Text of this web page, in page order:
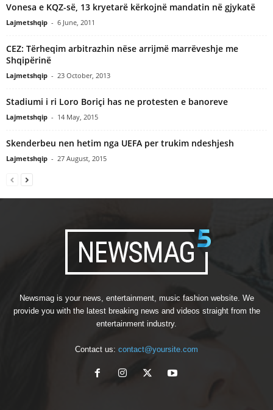
Vonesa e KQZ-së, 13 kryetarë kërkojnë mandatin në gjykatë
Lajmetshqip - 6 June, 2011
CEZ: Tërheqim arbitrazhin nëse arrijmë marrëveshje me
Shqipërinë
Lajmetshqip - 23 October, 2013
Stadiumi i ri Loro Boriçi has ne protesten e banoreve
Lajmetshqip - 14 May, 2015
Skenderbeu nen hetim nga UEFA per trukim ndeshjesh
Lajmetshqip - 27 August, 2015
Newsmag is your news, entertainment, music fashion website. We
provide you with the latest breaking news and videos straight from the
entertainment industry.
Contact us: contact@yoursite.com